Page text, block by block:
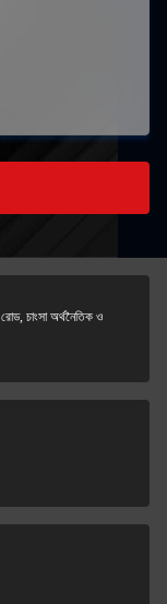
রোড, চাংসা অর্থনৈতিক ও